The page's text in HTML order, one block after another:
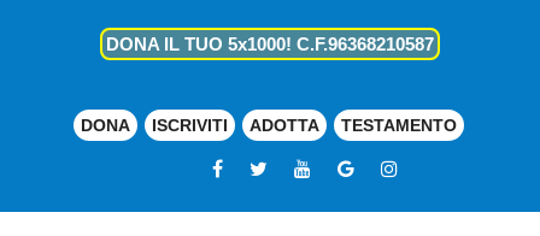
DONA IL TUO 5x1000! C.F.96368210587
DONA ISCRIVITI ADOTTA TESTAMENTO